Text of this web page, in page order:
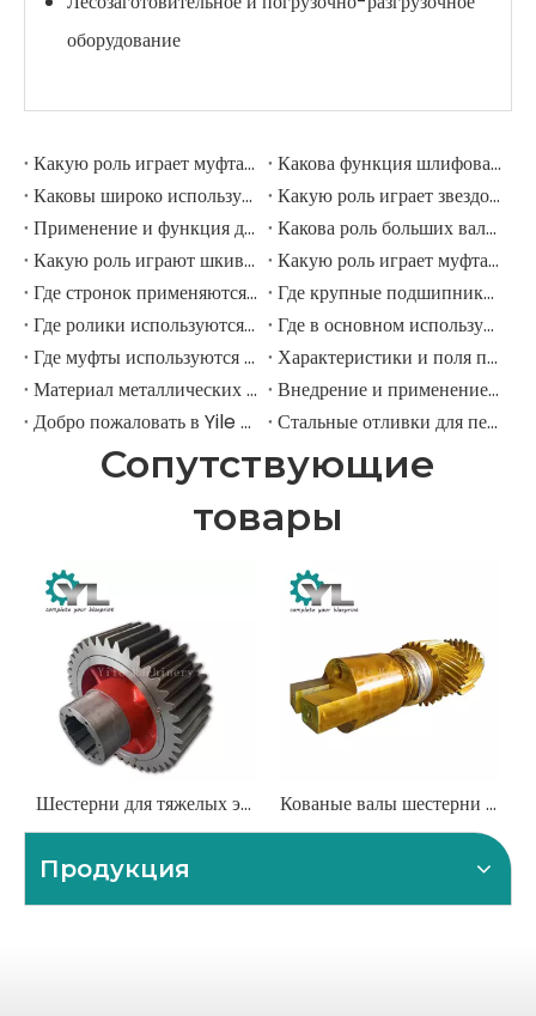
оборудование
Какую роль играет муфта в шлифовальной мельнице?
Какова функция шлифовальных рулонов в мельнице шлифовации?
Каковы широко используемые аксессуары в шлифовальной мельнице?
Какую роль играет звездочка в горнодобывающем экскаваторе?
Применение и функция дорожных роликов в горнодобывающих экскаваторах
Какова роль больших валов в горнодобывающих экскаваторах?
Какую роль играют шкивы в крупных горнодобывающих экскаваторах?
Какую роль играет муфта в горнодобывающем экскаваторе?
Где стронок применяются в горнодобывающем оборудовании?
Где крупные подшипники применяются в механическом оборудовании?
Где ролики используются в крупномасштабном механическом оборудовании?
Где в основном используются промышленные шкивы?
Где муфты используются в промышленном поле?
Характеристики и поля применения шестерни для елочки
Материал металлических передач
Внедрение и применение прямозубых передач.
Добро пожаловать в Yile Machinery
Стальные отливки для передач
Сопутствующие
товары
Шестерни для тяжелых экскаваторов | Компоненты главной передачи и поворотной передачи Кованые валы шестерни и изготовленные на заказ валы шестерни
Продукция